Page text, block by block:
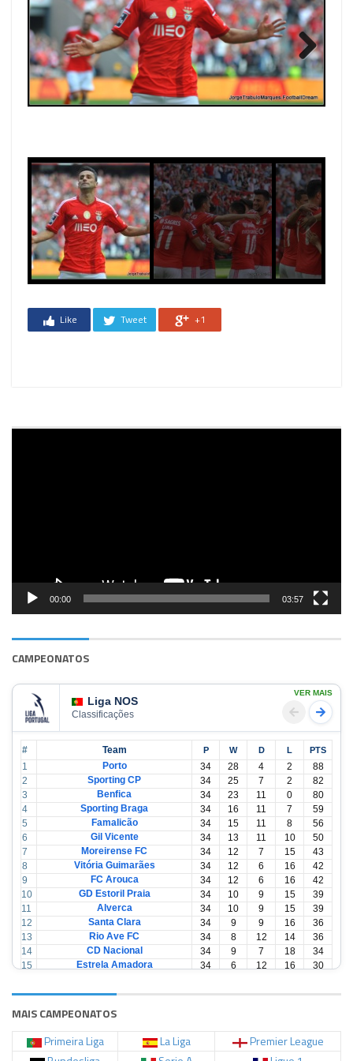
Next
Next
Like Tweet +1
00:00 03:57
CAMPEONATOS
Liga NOS
Classificações
VER MAIS
# Team P W D L PTS
1 Porto 34 28 4 2
88
2
Sporting CP 34 25 7 2
82
3
Benfica 34 23 11 0
80
4
Sporting Braga 34 16 11 7
59
5
Famalicão 34 15 11 8
56
6
Gil Vicente 34 13 11 10
50
7
Moreirense FC 34 12 7 15
43
8
Vitória Guimarães 34 12 6 16
42
9
FC Arouca 34 12 6 16
42
10
GD Estoril Praia 34 10 9 15
39
11
Alverca 34 10 9 15
39
12
Santa Clara 34 9 9 16
36
13
Rio Ave FC 34 8 12 14
36
14
CD Nacional 34 9 7 18
34
15
Estrela Amadora 34 6 12 16
30
17
CD Tondela 34 6 10 18
28
18
MAIS CAMPEONATOS
Primeira Liga
La Liga
Premier League